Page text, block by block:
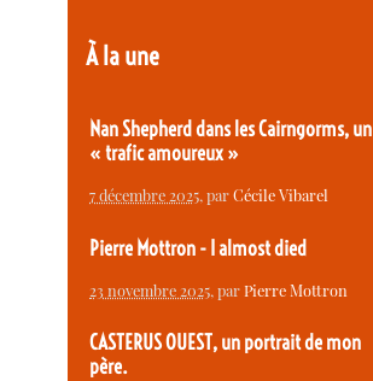
À la une
Nan Shepherd dans les Cairngorms, un
« trafic amoureux »
7 décembre 2025, parCécile Vibarel
Pierre Mottron - I almost died
23 novembre 2025, parPierre Mottron
CASTERUS OUEST, un portrait de mon
père.